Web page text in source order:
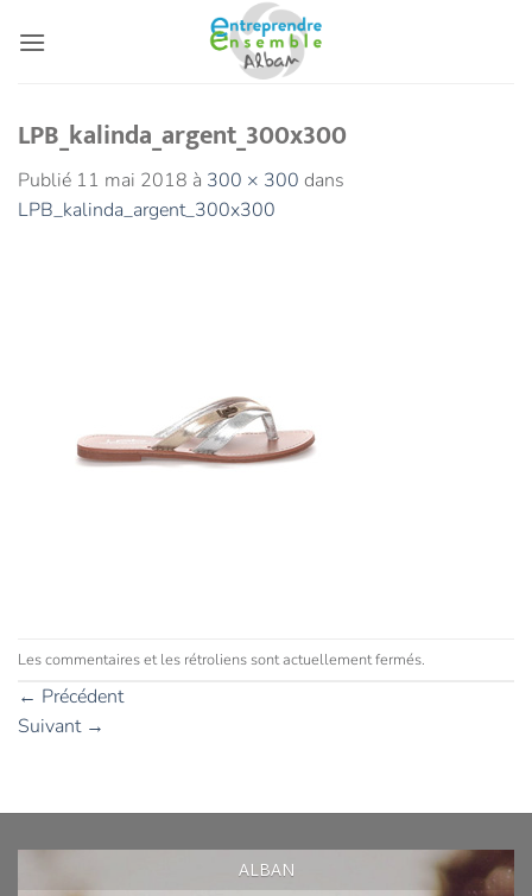
LPB_kalinda_argent_300x300
Publié 11 mai 2018 à 300 × 300 dans
LPB_kalinda_argent_300x300
Les commentaires et les rétroliens sont actuellement fermés.
← Précédent
Suivant →
ALBAN